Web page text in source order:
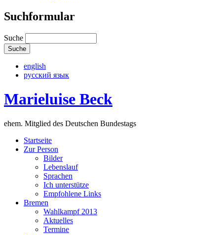
Suchformular
Suche
english
русский язык
Marieluise Beck
ehem. Mitglied des Deutschen Bundestags
Startseite
Zur Person
Bilder
Lebenslauf
Sprachen
Ich unterstütze
Empfohlene Links
Bremen
Wahlkampf 2013
Aktuelles
Termine